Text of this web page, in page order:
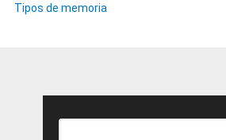
Tipos de memoria